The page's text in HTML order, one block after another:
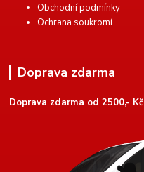
Obchodní podmínky
Ochrana soukromí
Doprava zdarma
Doprava zdarma od 2500,- Kč